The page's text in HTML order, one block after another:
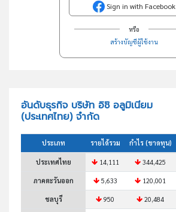
Sign in with Facebook
หรือ
สร้างบัญชีผู้ใช้งาน
อันดับธุรกิจ บริษัท อิชิ อลูมิเนียม
(ประเทศไทย) จำกัด
ประเภท รายได้รวม กำไร (ขาดทุน)
ประเทศไทย 14,111 344,425
ภาคตะวันออก 5,633 120,001
ชลบุรี 950 20,484